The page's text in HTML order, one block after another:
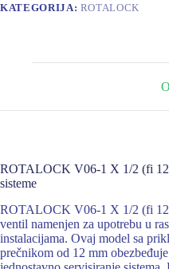
KATEGORIJA: ROTALOCK
ROTALOCK V06-1 X 1/2 (fi 12
sisteme
ROTALOCK V06-1 X 1/2 (fi 12
ventil namenjen za upotrebu u
instalacijama. Ovaj model sa
prečnikom od 12 mm